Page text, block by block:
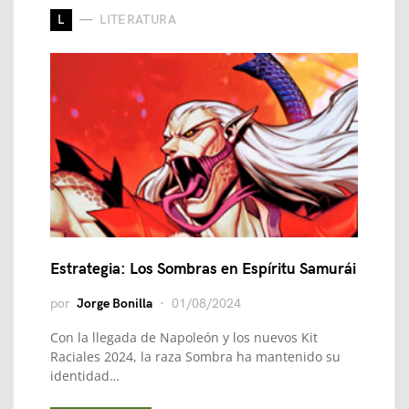
L LITERATURA
Estrategia: Los Sombras en Espíritu Samurái
por Jorge Bonilla 01/08/2024
Con la llegada de Napoleón y los nuevos Kit
Raciales 2024, la raza Sombra ha mantenido su
identidad…